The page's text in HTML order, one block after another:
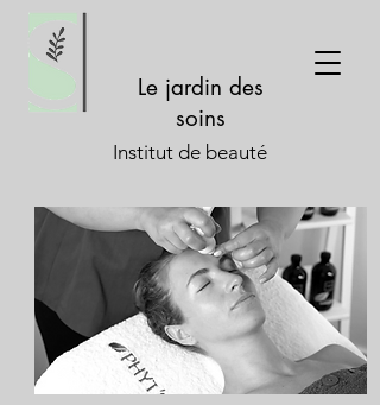
Le jardin des
soins
Institut de beauté